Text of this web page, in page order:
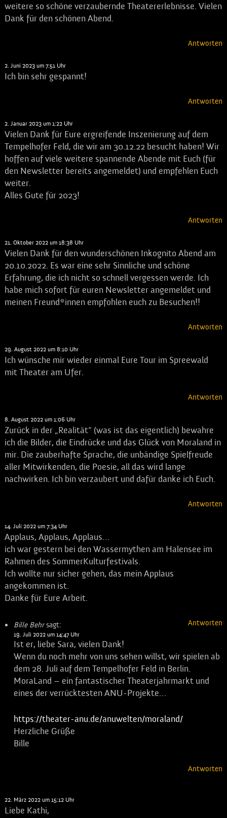
weitere so schöne verzaubernde Theatererlebnisse. Vielen
Dank für den schönen Abend.
Antworten
2. Juni 2023 um 7:51 Uhr
Ich bin sehr gespannt!
Antworten
2. Januar 2023 um 1:22 Uhr
Vielen Dank für Eure ergreifende Inszenierung auf dem
Tempelhofer Feld, die wir am 30.12.22 besucht haben! Wir
hoffen auf viele weitere spannende Abende mit Euch (für
den Newsletter bereits angemeldet) und empfehlen Euch
weiter.
Alles Gute für 2023!
Antworten
21. Oktober 2022 um 18:38 Uhr
Vielen Dank für den wunderschönen Inkognito Abend am
20.10.2022. Es war eine sehr Sinnliche und schöne
Erfahrung, die ich nicht so schnell vergessen werde. Ich
habe mich sofort für euren Newsletter angemeldet und
meinen Freund*innen empfohlen euch zu Besuchen!!
Antworten
29. August 2022 um 8:10 Uhr
Ich wünsche mir wieder einmal Eure Tour im Spreewald
mit Theater am Ufer.
Antworten
8. August 2022 um 1:06 Uhr
Zurück in der „Realität“ (was ist das eigentlich) bewahre
ich die Bilder, die Eindrücke und das Glück von Moraland in
mir. Die zauberhafte Sprache, die unbändige Spielfreude
aller Mitwirkenden, die Poesie, all das wird lange
nachwirken. Ich bin verzaubert und dafür danke ich Euch.
Antworten
14. Juli 2022 um 7:34 Uhr
Applaus, Applaus, Applaus…
ich war gestern bei den Wassermythen am Halensee im
Rahmen des SommerKulturfestivals.
Ich wollte nur sicher gehen, das mein Applaus
angekommen ist.
Danke für Eure Arbeit.
Antworten
Bille Behr sagt:
19. Juli 2022 um 14:47 Uhr
Ist er, liebe Sara, vielen Dank!
Wenn du noch mehr von uns sehen willst, wir spielen ab
dem 28. Juli auf dem Tempelhofer Feld in Berlin.
MoraLand – ein fantastischer Theaterjahrmarkt und
eines der verrücktesten ANU-Projekte…
https://theater-anu.de/anuwelten/moraland/
Herzliche Grüße
Bille
Antworten
22. März 2022 um 15:12 Uhr
Liebe Kathi,